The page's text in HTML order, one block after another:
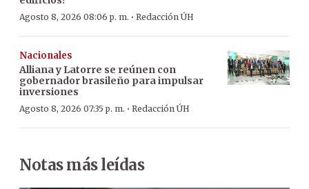
Agosto 8, 2026 08:06 p. m. · Redacción ÚH
Nacionales
Alliana y Latorre se reúnen con
gobernador brasileño para impulsar
inversiones
Agosto 8, 2026 07:35 p. m. · Redacción ÚH
Notas más leídas